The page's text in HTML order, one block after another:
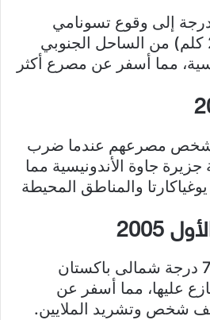
زلزال قوته 7.7 درجة إلى وقوع تسونامي
ضرب 125 ميلا (200 كلم) من الساحل الجنوبي
مما أسفر عن مصرع أكثر
أكثر من 5700 شخص مصرعهم عندما ضرب
6.2 درجة جزيرة جاوة الأندونيسية مما
والمناطق المحيطة
ضرب زلزال قوته 7.6 درجة شمالى باكستان
عليها، مما أسفر عن